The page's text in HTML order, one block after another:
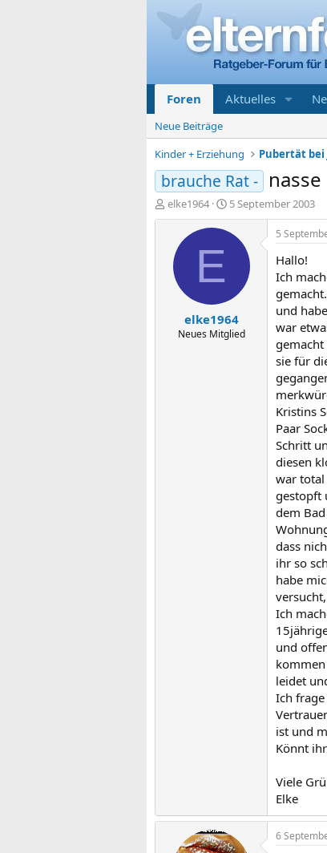
Foren Aktuelles
Neue Beiträge
Kinder + Erziehung
Pubertät bei
brauche Rat -
E
r
elke1964
E
r
s
t
a
m
5 September 2003
E
elke1964
Neues Mitglied
5
Hallo!
Ich
und
war
gemacht
sie für
Kristins
Paar
Schritt
diesen
war total
gestopft
dem
dass
ihr so
habe
Ich
und
leidet
Ich
ist und
Könnt
Viele
Elke
6